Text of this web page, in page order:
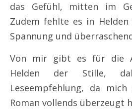
das Gefühl, mitten im
Zudem fehlte es in
Spannung und
Von mir gibt es für die
Helden der Stille,
Leseempfehlung, da
Roman vollends überzeugt